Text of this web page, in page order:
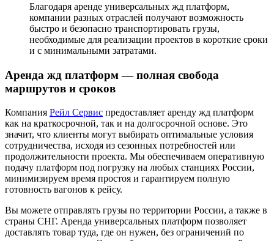
Благодаря аренде универсальных жд платформ,
компании разных отраслей получают возможность
быстро и безопасно транспортировать грузы,
необходимые для реализации проектов в короткие сроки
и с минимальными затратами.
Аренда жд платформ — полная свобода
маршрутов и сроков
Компания Рейл Сервис предоставляет аренду жд платформ
как на краткосрочной, так и на долгосрочной основе. Это
значит, что клиенты могут выбирать оптимальные условия
сотрудничества, исходя из сезонных потребностей или
продолжительности проекта. Мы обеспечиваем оперативную
подачу платформ под погрузку на любых станциях России,
минимизируем время простоя и гарантируем полную
готовность вагонов к рейсу.
Вы можете отправлять грузы по территории России, а также в
страны СНГ. Аренда универсальных платформ позволяет
доставлять товар туда, где он нужен, без ограничений по